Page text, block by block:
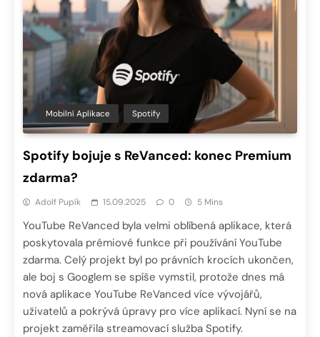
Mobilní Aplikace Spotify
Spotify bojuje s ReVanced: konec Premium
zdarma?
Adolf Pupík 15.09.2025 0 5 Mins
YouTube ReVanced byla velmi oblíbená aplikace, která
poskytovala prémiové funkce při používání YouTube
zdarma. Celý projekt byl po právních krocích ukončen,
ale boj s Googlem se spíše vymstil, protože dnes má
nová aplikace YouTube ReVanced více vývojářů,
uživatelů a pokrývá úpravy pro více aplikací. Nyní se na
projekt zaměřila streamovací služba Spotify.